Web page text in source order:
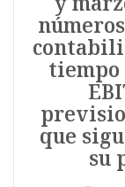
tiempo
que
su